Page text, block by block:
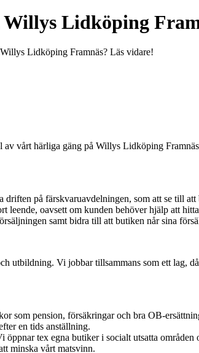
Willys Lidköping
Lidköping Framnäs? Läs vidare!
vårt härliga gäng på Willys Lidköping
på färskvaruavdelningen, som att se till
leende, oavsett om kunden behöver hjälp att
samt bidra till att butiken når sina
utbildning. Vi jobbar tillsammans som ett lag,
som pension, försäkringar och bra OB-
en tids anställning.
tex egna butiker i socialt utsatta
minska vårt matsvinn.